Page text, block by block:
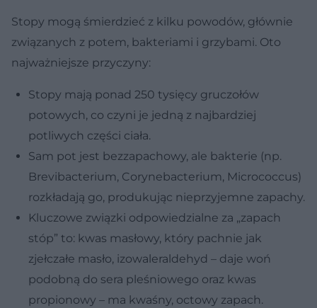
Stopy mogą śmierdzieć z kilku powodów, głównie
związanych z potem, bakteriami i grzybami. Oto
najważniejsze przyczyny:
Stopy mają ponad 250 tysięcy gruczołów
potowych, co czyni je jedną z najbardziej
potliwych części ciała.
Sam pot jest bezzapachowy, ale bakterie (np.
Brevibacterium, Corynebacterium, Micrococcus)
rozkładają go, produkując nieprzyjemne zapachy.
Kluczowe związki odpowiedzialne za „zapach
stóp” to: kwas masłowy, który pachnie jak
zjełczałe masło, izowaleraldehyd – daje woń
podobną do sera pleśniowego oraz kwas
propionowy – ma kwaśny, octowy zapach.